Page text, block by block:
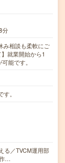
分
み相談も柔軟にご
就業開始から1
能です。
。
る／TVCM運用部
…